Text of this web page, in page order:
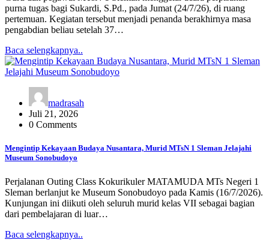
purna tugas bagi Sukardi, S.Pd., pada Jumat (24/7/26), di ruang
pertemuan. Kegiatan tersebut menjadi penanda berakhirnya masa
pengabdian beliau setelah 37…
Baca selengkapnya..
madrasah
Juli 21, 2026
0 Comments
Mengintip Kekayaan Budaya Nusantara, Murid MTsN 1 Sleman Jelajahi
Museum Sonobudoyo
Perjalanan Outing Class Kokurikuler MATAMUDA MTs Negeri 1
Sleman berlanjut ke Museum Sonobudoyo pada Kamis (16/7/2026).
Kunjungan ini diikuti oleh seluruh murid kelas VII sebagai bagian
dari pembelajaran di luar…
Baca selengkapnya..